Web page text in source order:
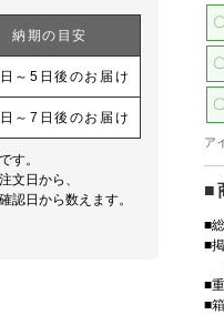
納期の目安
～5日後のお届け
～7日後のお届け
す。
文日から、
認日から数えます。
ア
■
■
■
■
■